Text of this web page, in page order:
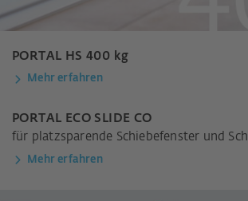
PORTAL HS 400 kg
Mehr erfahren
PORTAL ECO SLIDE CO
für platzsparende Schiebefenster und
Mehr erfahren